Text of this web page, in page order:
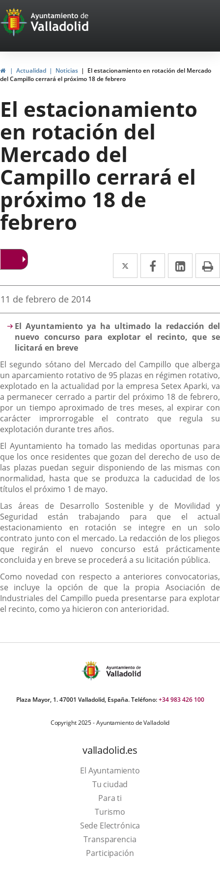
Portal
Web
del
Ayuntamiento
de
Valladolid
HomeActualidad Noticias
El estacionamiento en rotación del Mercado
del Campillo cerrará el próximo 18 de febrero
El estacionamiento
en rotación del
Mercado del
Campillo cerrará el
próximo 18 de
febrero
Twitter
Enlace
a
aplicación
externa.
Facebook
Enlace
a
aplicación
externa.
Enlace
a
Fecha
la
noticia
11 de febrero de 2014
Descripción
El Ayuntamiento ya ha ultimado la redacción del
nuevo concurso para explotar el recinto, que se
licitará en breve
El segundo sótano del Mercado del Campillo que alberga
un aparcamiento rotativo de 95 plazas en régimen rotativo,
explotado en la actualidad por la empresa Setex Aparki, va
a permanecer cerrado a partir del próximo 18 de febrero,
por un tiempo aproximado de tres meses, al expirar con
carácter improrrogable el contrato que regula su
explotación durante tres años.
El Ayuntamiento ha tomado las medidas oportunas para
que los once residentes que gozan del derecho de uso de
las plazas puedan seguir disponiendo de las mismas con
normalidad, hasta que se produzca la caducidad de los
títulos el próximo 1 de mayo.
Las áreas de Desarrollo Sostenible y de Movilidad y
Seguridad están trabajando para que el actual
estacionamiento en rotación se integre en un solo
contrato junto con el mercado. La redacción de los pliegos
que regirán el nuevo concurso está prácticamente
concluida y en breve se procederá a su licitación pública.
Como novedad con respecto a anteriores convocatorias,
se incluye la opción de que la propia Asociación de
Industriales del Campillo pueda presentarse para explotar
el recinto, como ya hicieron con anterioridad.
Plaza Mayor, 1. 47001 Valladolid, España. Teléfono:+34 983 426 100
Copyright 2025 - Ayuntamiento de Valladolid
valladolid.es
El Ayuntamiento
Tu ciudad
Para ti
TurismoThis
link
will
open
Sede Electrónica
Transparencia
Participación